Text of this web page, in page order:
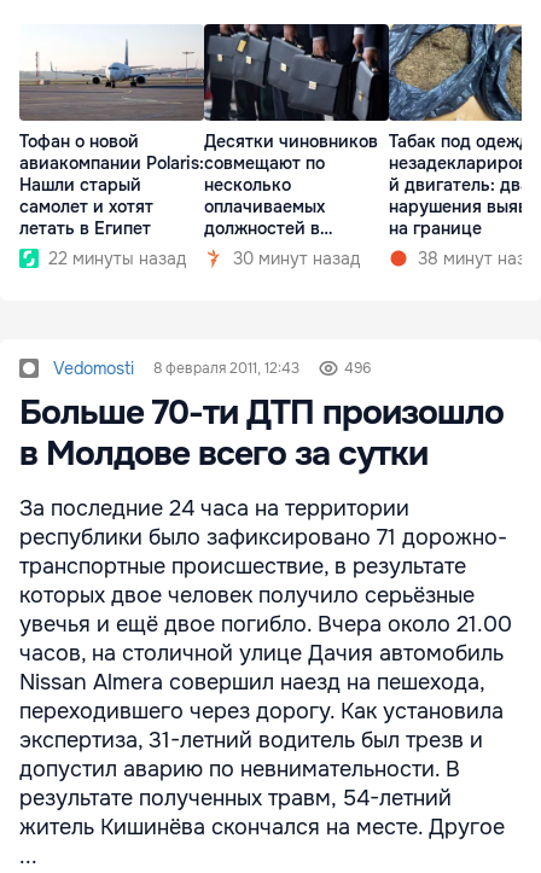
Тофан о новой
авиакомпании Polaris:
Нашли старый
самолет и хотят
летать в Египет
22 минуты назад
Десятки чиновников
совмещают по
несколько
оплачиваемых
должностей в
госкомпаниях
30 минут назад
Табак под
й двигатель: два
нарушения
на границе
38 минут
Vedomosti 8 февраля 2011, 12:43 496
Больше 70-ти ДТП произошло
в Молдове всего за сутки
За последние 24 часа на территории
республики было зафиксировано 71 дорожно-
транспортные происшествие, в результате
которых двое человек получило серьёзные
увечья и ещё двое погибло. Вчера около 21.00
часов, на столичной улице Дачия автомобиль
Nissan Almera совершил наезд на пешехода,
переходившего через дорогу. Как установила
экспертиза, 31-летний водитель был трезв и
допустил аварию по невнимательности. В
результате полученных травм, 54-летний
житель Кишинёва скончался на месте. Другое
...